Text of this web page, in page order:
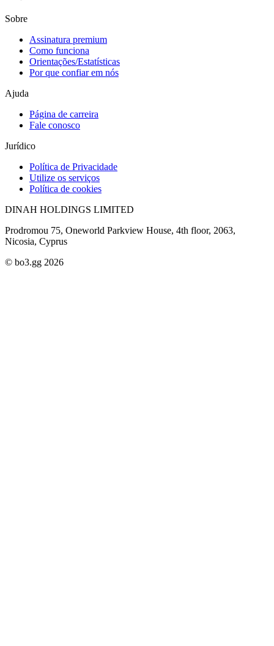
Sobre
Assinatura premium
Como funciona
Orientações/Estatísticas
Por que confiar em nós
Ajuda
Página de carreira
Fale conosco
Jurídico
Política de Privacidade
Utilize os serviços
Política de cookies
DINAH HOLDINGS LIMITED
Prodromou 75, Oneworld Parkview House, 4th floor, 2063,
Nicosia, Cyprus
© bo3.gg 2026